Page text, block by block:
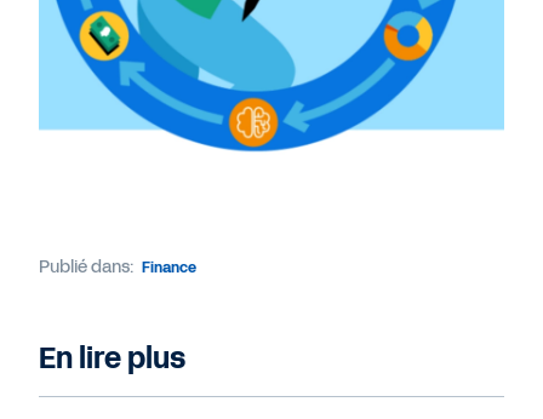
Publié dans: Finance
En lire plus